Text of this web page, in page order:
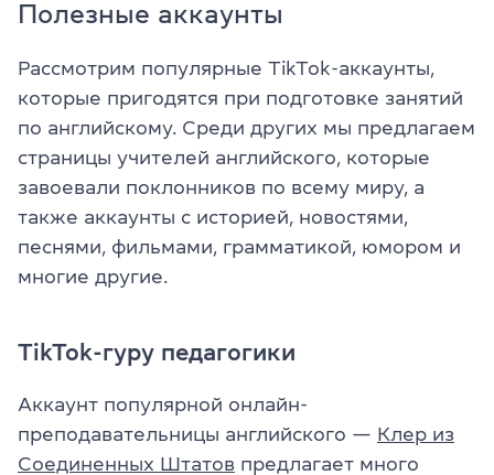
Полезные аккаунты
Рассмотрим популярные TikTok-аккаунты,
которые пригодятся при подготовке занятий
по английскому. Среди других мы предлагаем
страницы учителей английского, которые
завоевали поклонников по всему миру, а
также аккаунты с историей, новостями,
песнями, фильмами, грамматикой, юмором и
многие другие.
TikTok-гуру педагогики
Аккаунт популярной онлайн-
преподавательницы английского — Клер из
Соединенных Штатов предлагает много